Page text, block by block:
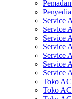
Penyedia
Service
Service
Service
Service
Service
Service
Service
Toko
Toko